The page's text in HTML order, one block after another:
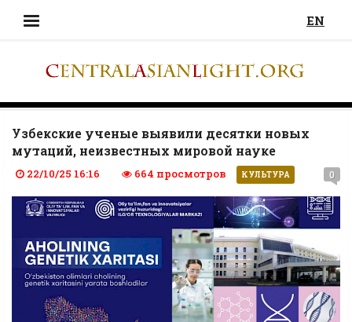
EN
Узбекские ученые выявили десятки новых
мутаций, неизвестных мировой науке
22/10/25 16:16 664 просмотров КУЛЬТУРА 0